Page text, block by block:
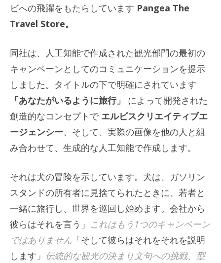
ビへの飛躍をもたらしています Pangea The
Travel Store。
同社は、人工知能で作成された観光部門の最初の
キャンペーンとしてのコミュニケーションを提示
しました。タイトルの下で明確にされています
「あなたがいるように旅行」 によって開発された
創造的なコンセプトでエルビスクリエイティブエ
ージェンシー、そして、実際の画像を他の人と組
み合わせて、生成的な人工知能で作成します。
それは犬の冒険を示しています。犬は、ガソリン
スタンドの所有者に見捨てられたときに、若者と
一緒に旅行し、世界を巡回し始めます。会社から
彼らはそれを言う」 これはもう1つのキャンペーン
ではありません 「そして彼らはそれをそれを説明
します」 伝統的な観光の決まり文句への挑戦、型